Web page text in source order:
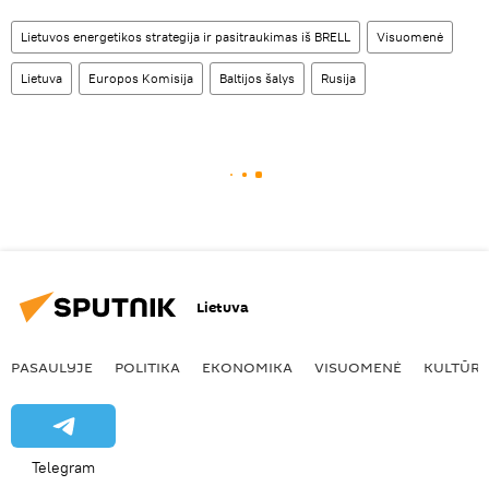
Lietuvos energetikos strategija ir pasitraukimas iš BRELL Visuomenė
Lietuva Europos Komisija Baltijos šalys Rusija
Lietuva
PASAULYJE POLITIKA EKONOMIKA VISUOMENĖ KULTŪRA
Telegram